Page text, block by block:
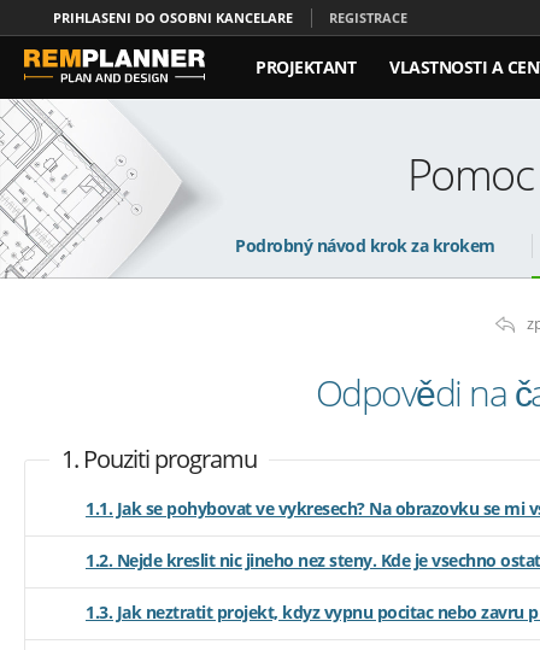
PRIHLASENI DO OSOBNI KANCELARE REGISTRACE
PROJEKTANT VLASTNOSTI A
Podrobný návod krok za krokem
Odpovědi na
1. Pouziti programu
1.1. Jak se pohybovat ve vykresech? Na obrazovku se mi
1.2. Nejde kreslit nic jineho nez steny. Kde je vsechno
1.3. Jak neztratit projekt, kdyz vypnu pocitac nebo zavru